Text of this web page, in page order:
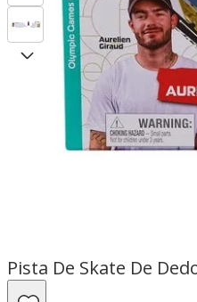
Pista De Skate De